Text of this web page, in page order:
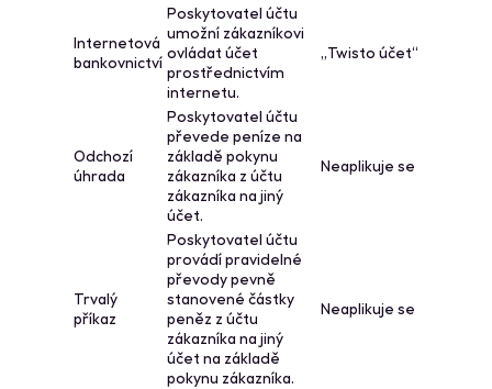
Internetová
bankovnictví
Poskytovatel účtu
umožní zákazníkovi
ovládat účet
prostřednictvím
internetu.
„Twisto účet“
Odchozí
úhrada
Poskytovatel účtu
převede peníze na
základě pokynu
zákazníka z účtu
zákazníka na jiný
účet.
Neaplikuje se
Trvalý
příkaz
Poskytovatel účtu
provádí pravidelné
převody pevně
stanovené částky
peněz z účtu
zákazníka na jiný
účet na základě
pokynu zákazníka.
Neaplikuje se